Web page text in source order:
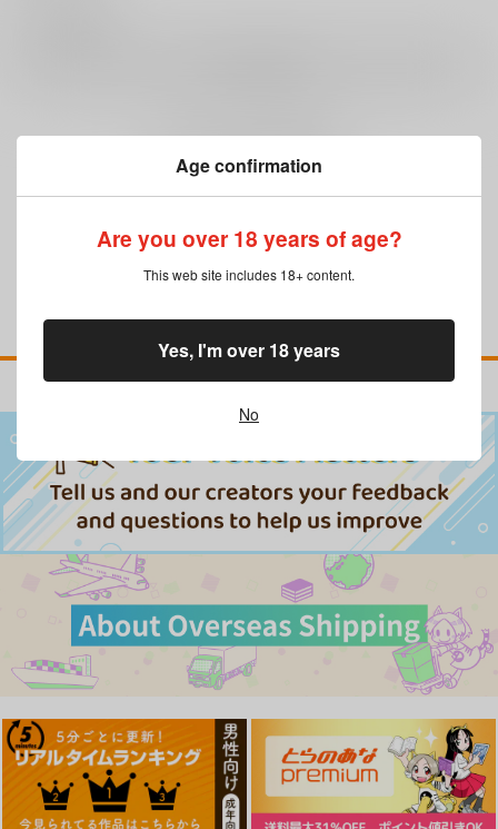
Age confirmation
Are you over 18 years of age?
This web site includes 18+ content.
No
Yes, I'm over 18 years